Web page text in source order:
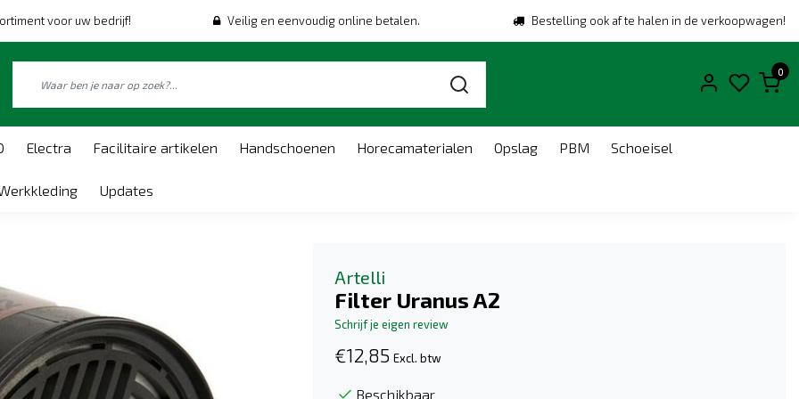
voor uw bedrijf! Veilig en eenvoudig online betalen. Bestelling ook af te halen in de verkoopwagen!
0
Electra Facilitaire artikelen Handschoenen Horecamaterialen Opslag PBM Schoeisel
Updates
Artelli
Filter Uranus A2
Schrijf je eigen review
€12,85 Excl. btw
Beschikbaar